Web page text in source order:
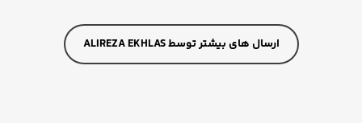
ارسال های بیشتر توسط ALIREZA EKHLAS